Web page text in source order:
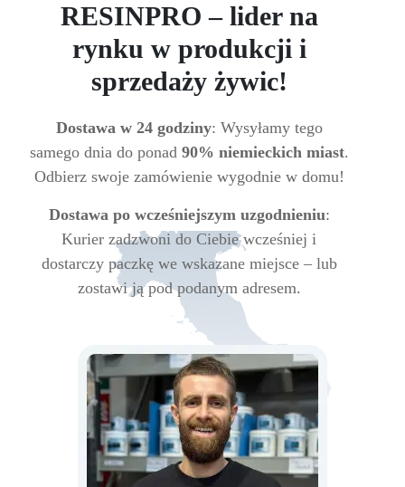
RESINPRO – lider na
rynku w produkcji i
sprzedaży żywic!
Dostawa w 24 godziny: Wysyłamy tego
samego dnia do ponad 90% niemieckich miast.
Odbierz swoje zamówienie wygodnie w domu!
Dostawa po wcześniejszym uzgodnieniu:
Kurier zadzwoni do Ciebie wcześniej i
dostarczy paczkę we wskazane miejsce – lub
zostawi ją pod podanym adresem.